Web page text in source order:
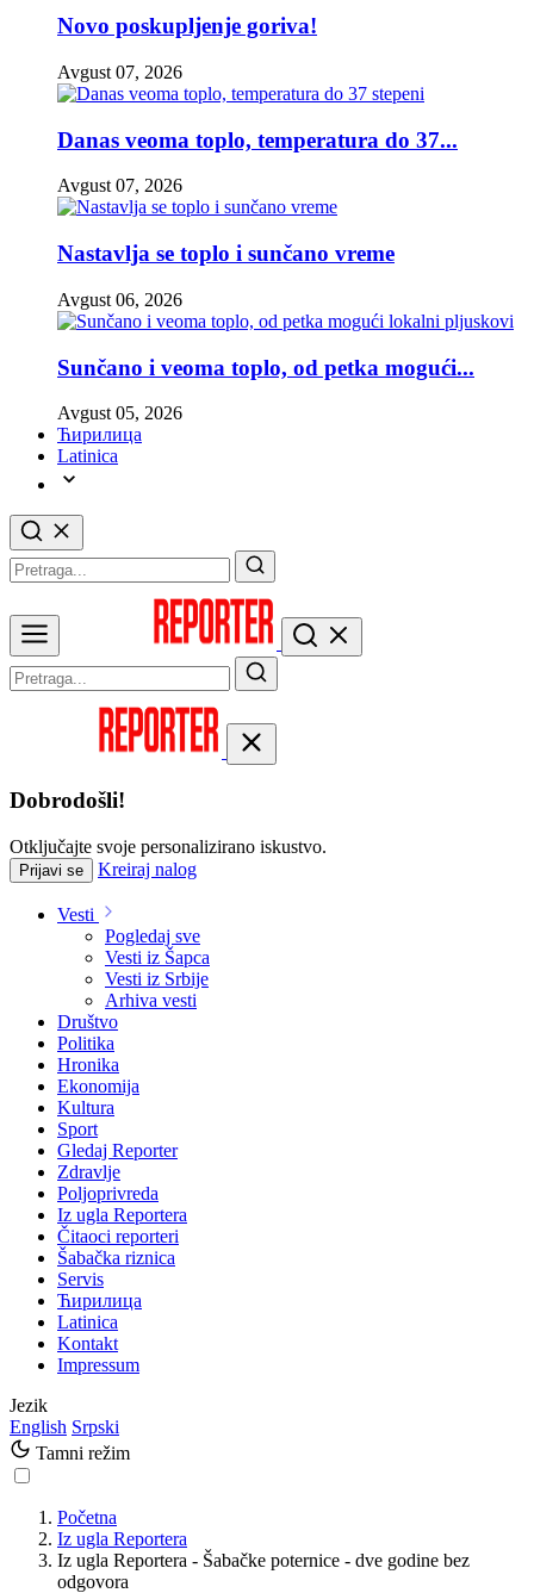
Novo poskupljenje goriva!
Avgust 07, 2026
Danas veoma toplo, temperatura do 37...
Avgust 07, 2026
Nastavlja se toplo i sunčano vreme
Avgust 06, 2026
Sunčano i veoma toplo, od petka mogući...
Avgust 05, 2026
Ћирилица
Latinica
Dobrodošli!
Otključajte svoje personalizirano iskustvo.
Prijavi se Kreiraj nalog
Vesti
Pogledaj sve
Vesti iz Šapca
Vesti iz Srbije
Arhiva vesti
Društvo
Politika
Hronika
Ekonomija
Kultura
Sport
Gledaj Reporter
Zdravlje
Poljoprivreda
Iz ugla Reportera
Čitaoci reporteri
Šabačka riznica
Servis
Ћирилица
Latinica
Kontakt
Impressum
Jezik
English Srpski
Tamni režim
Početna
Iz ugla Reportera
Iz ugla Reportera - Šabačke poternice - dve godine bez
odgovora